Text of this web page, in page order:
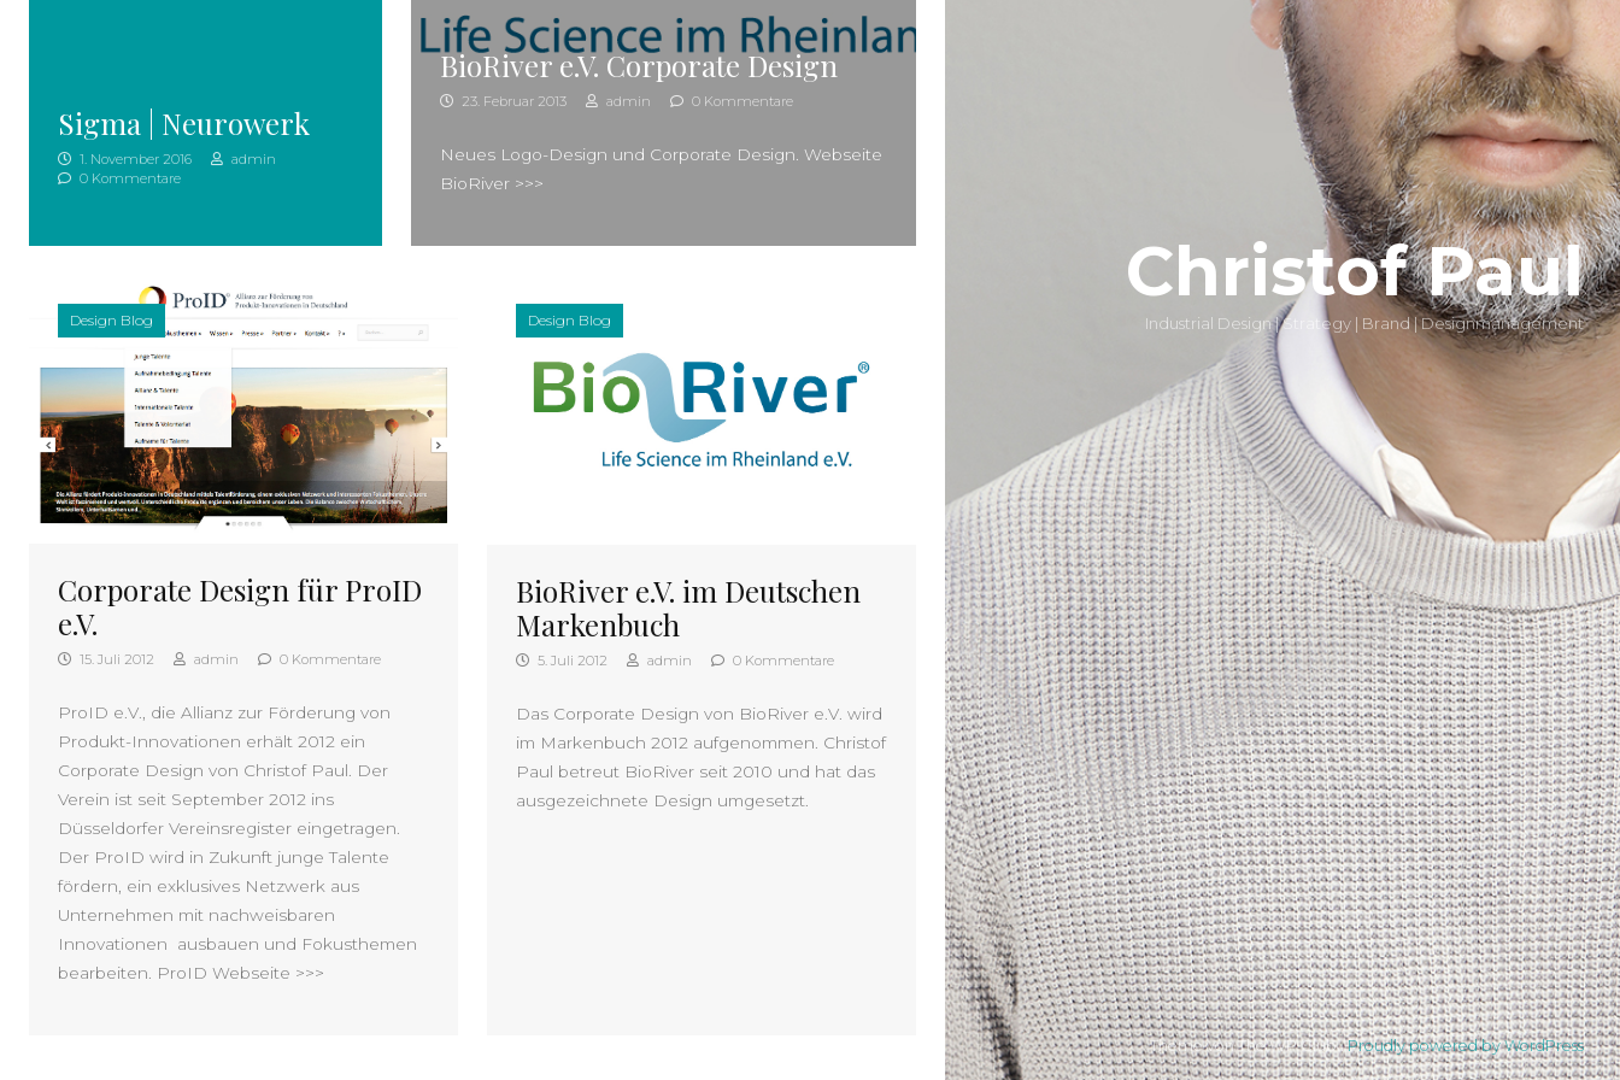
Sigma | Neurowerk
1. November 2016
admin
0 Kommentare
BioRiver e.V. Corporate Design
23. Februar 2013 admin 0 Kommentare
Neues Logo-Design und Corporate Design. Webseite
BioRiver >>>
Design Blog
Corporate Design für ProID
e.V.
15. Juli 2012 admin 0 Kommentare
ProID e.V., die Allianz zur Förderung von
Produkt-Innovationen erhält 2012 ein
Corporate Design von Christof Paul. Der
Verein ist seit September 2012 ins
Düsseldorfer Vereinsregister eingetragen.
Der ProID wird in Zukunft junge Talente
fördern, ein exklusives Netzwerk aus
Unternehmen mit nachweisbaren
Innovationen ausbauen und Fokusthemen
bearbeiten. ProID Webseite >>>
Design Blog
BioRiver e.V. im Deutschen
Markenbuch
5. Juli 2012 admin 0 Kommentare
Das Corporate Design von BioRiver e.V. wird
im Markenbuch 2012 aufgenommen. Christof
Paul betreut BioRiver seit 2010 und hat das
ausgezeichnete Design umgesetzt.
Christof Paul
Industrial Design | Strategy | Brand | Designmanagement
Theme von The WP Club .Proudly powered by WordPress